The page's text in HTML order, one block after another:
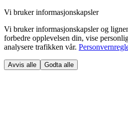
Vi bruker informasjonskapsler
Vi bruker informasjonskapsler og
forbedre opplevelsen din, vise
analysere trafikken vår.
Avvis alle Godta alle